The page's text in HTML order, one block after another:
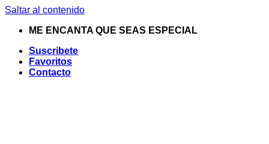
Saltar al contenido
ME ENCANTA QUE SEAS ESPECIAL
Suscribete
Favoritos
Contacto